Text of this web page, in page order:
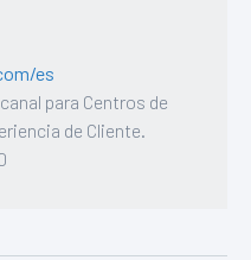
es
para Centros de
de Cliente.